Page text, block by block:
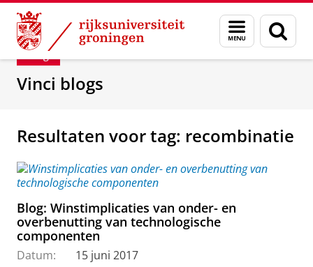
Skip
Content
Skip
Navigation
Menu
en
zoeken
Department of Innovation Management &
Blog
Vinci blogs
Resultaten voor tag: recombinatie
Blog: Winstimplicaties van onder- en
overbenutting van technologische
componenten
Datum:
15 juni 2017